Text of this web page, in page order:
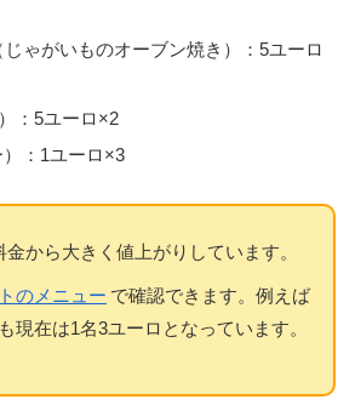
じゃがいものオーブン焼き）：5ユーロ
：5ユーロ×2
）：1ユーロ×3
から大きく値上がりしています。
のメニュー で確認できます。例えば
現在は1名3ユーロとなっています。